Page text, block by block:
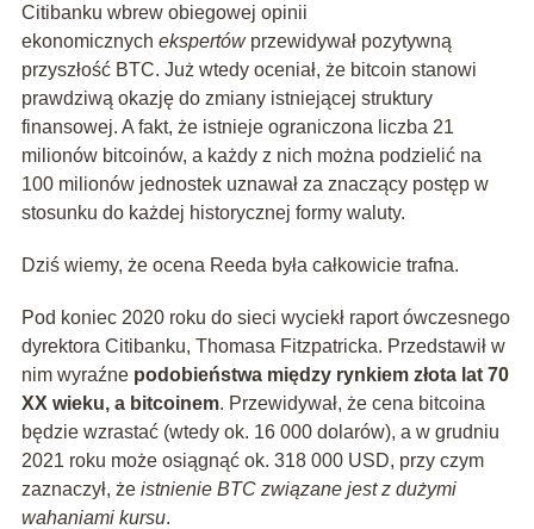
Citibanku wbrew obiegowej opinii
ekonomicznych ekspertówprzewidywał pozytywną
przyszłość BTC. Już wtedy oceniał, że bitcoin stanowi
prawdziwą okazję do zmiany istniejącej struktury
finansowej. A fakt, że istnieje ograniczona liczba 21
milionów bitcoinów, a każdy z nich można podzielić na
100 milionów jednostek uznawał za znaczący postęp w
stosunku do każdej historycznej formy waluty.
Dziś wiemy, że ocena Reeda była całkowicie trafna.
Pod koniec 2020 roku do sieci wyciekł raport ówczesnego
dyrektora Citibanku, Thomasa Fitzpatricka. Przedstawił w
nim wyraźne podobieństwa między rynkiem złota lat 70
XX wieku, a bitcoinem. Przewidywał, że cena bitcoina
będzie wzrastać (wtedy ok. 16 000 dolarów), a w grudniu
2021 roku może osiągnąć ok. 318 000 USD, przy czym
zaznaczył, że istnienie BTC związane jest z dużymi
wahaniami kursu.